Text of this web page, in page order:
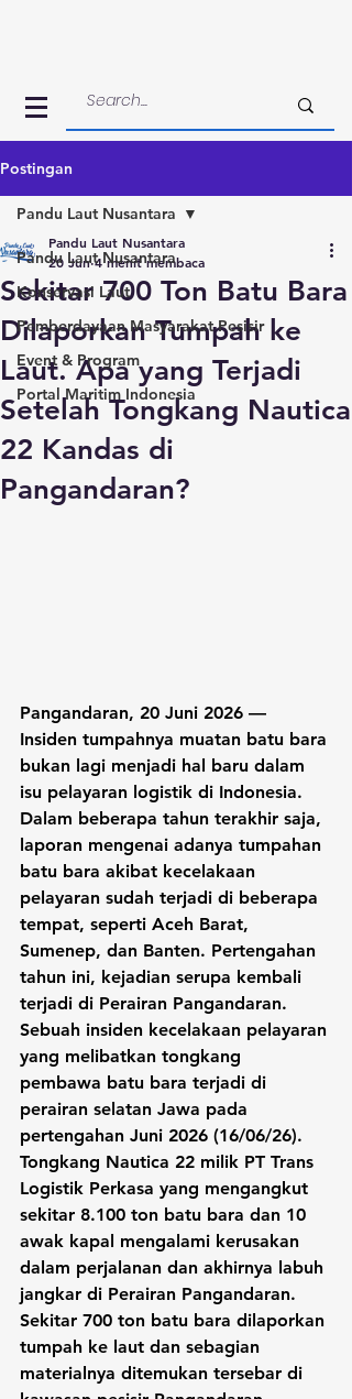
Postingan
Pandu Laut Nusantara
Konservasi Laut
Pemberdayaan Masyarakat Pesisir
Event & Program
Portal Maritim Indonesia
Pandu Laut Nusantara
Sekitar 700 Ton Batu Bara
Dilaporkan Tumpah ke
Laut. Apa yang Terjadi
Setelah Tongkang Nautica
22 Kandas di
Pangandaran?
Pandu Laut Nusantara
20 Jun 4 menit membaca
Pangandaran, 20 Juni 2026 —
Insiden tumpahnya muatan batu bara
bukan lagi menjadi hal baru dalam
isu pelayaran logistik di Indonesia.
Dalam beberapa tahun terakhir saja,
laporan mengenai adanya tumpahan
batu bara akibat kecelakaan
pelayaran sudah terjadi di beberapa
tempat, seperti Aceh Barat,
Sumenep, dan Banten. Pertengahan
tahun ini, kejadian serupa kembali
terjadi di Perairan Pangandaran.
Sebuah insiden kecelakaan pelayaran
yang melibatkan tongkang
pembawa batu bara terjadi di
perairan selatan Jawa pada
pertengahan Juni 2026 (16/06/26).
Tongkang Nautica 22 milik PT Trans
Logistik Perkasa yang mengangkut
sekitar 8.100 ton batu bara dan 10
awak kapal mengalami kerusakan
dalam perjalanan dan akhirnya labuh
jangkar di Perairan Pangandaran.
Sekitar 700 ton batu bara dilaporkan
tumpah ke laut dan sebagian
materialnya ditemukan tersebar di